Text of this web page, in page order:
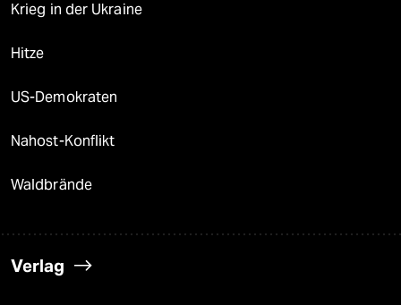
Krieg in der Ukraine
Hitze
US-Demokraten
Nahost-Konflikt
Waldbrände
Verlag